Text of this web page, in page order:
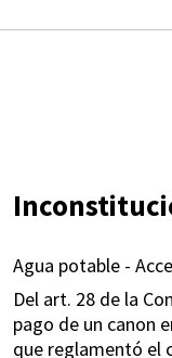
Agua potable -
Del art. 28 de la
pago de un canon
que reglamentó el